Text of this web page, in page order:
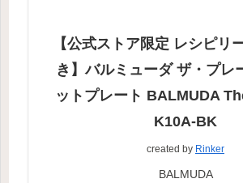
【公式ストア限定 レシピリ
き】バルミューダ ザ・プレ
ットプレート BALMUDA
K10A-BK
created by Rinker
BALMUDA